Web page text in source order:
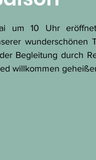
um 10 Uhr
wunderschönen
Begleitung durch
willkommen